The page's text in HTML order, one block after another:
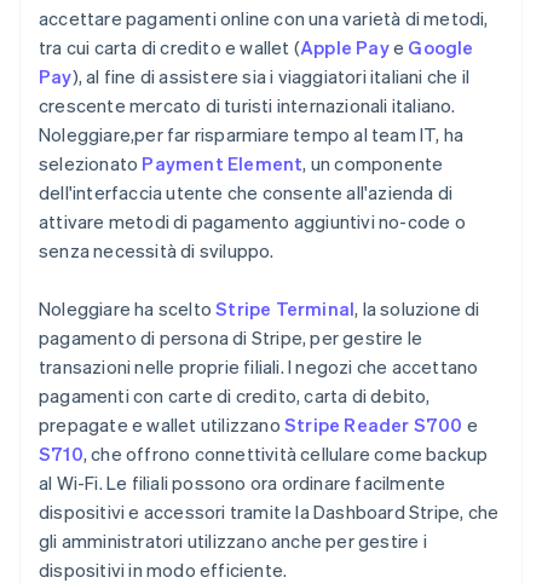
accettare pagamenti online con una varietà di metodi,
tra cui carta di credito e wallet (Apple Paye Google
Pay), al fine di assistere sia i viaggiatori italiani che il
crescente mercato di turisti internazionali italiano.
Noleggiare,per far risparmiare tempo al team IT, ha
selezionato Payment Element, un componente
dell'interfaccia utente che consente all'azienda di
attivare metodi di pagamento aggiuntivi no-code o
senza necessità di sviluppo.
Noleggiare ha sceltoStripe Terminal, la soluzione di
pagamento di persona di Stripe, per gestire le
transazioni nelle proprie filiali. I negozi che accettano
pagamenti con carte di credito, carta di debito,
prepagate e wallet utilizzano Stripe Reader S700 e
S710, che offrono connettività cellulare come backup
al Wi-Fi. Le filiali possono ora ordinare facilmente
dispositivi e accessori tramite la Dashboard Stripe, che
gli amministratori utilizzano anche per gestire i
dispositivi in modo efficiente.